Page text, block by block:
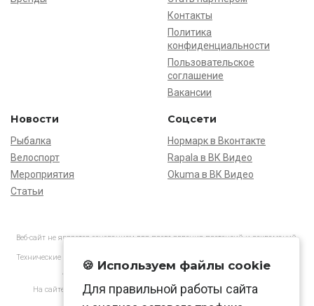
Контакты
Политика
конфиденциальности
Пользовательское
соглашение
Вакансии
Новости
Рыбалка
Велоспорт
Мероприятия
Статьи
Соцсети
Нормарк в Вконтакте
Rapala в ВК Видео
Okuma в ВК Видео
Веб-сайт не является основанием для предъявления претензий и рекламаций,
Технические характеристики товаров могут отличаться от указанных на сайте.
АО «Нормарк» ИНН 7728172512 ОГРН 1037739603505
На сайте применяютсярекомендательные технологиив соответствии
🍪 Используем файлы cookie
Для правильной работы сайта